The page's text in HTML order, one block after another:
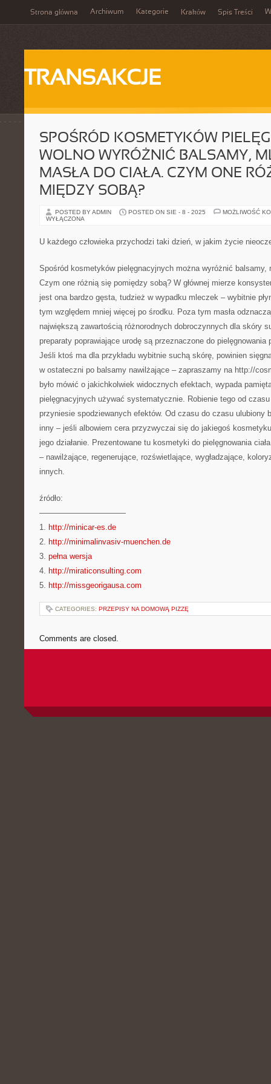
Strona główna Archiwum Kategorie Kraków Spis Treści
TRANSAKCJE
SPOŚRÓD KOSMETYKÓW
WOLNO WYRÓŻNIĆ BALSAMY,
MASŁA DO CIAŁA. CZYM ONE
MIĘDZY SOBĄ?
POSTED BY ADMIN POSTED ON SIE - 8 - 2025
MOŻLIWOŚĆ
WYŁĄCZONA
U każdego człowieka przychodzi taki dzień, w jakim życie
Spośród kosmetyków pielęgnacyjnych można wyróżnić balsamy,
Czym one różnią się pomiędzy sobą? W głównej mierze
jest ona bardzo gęsta, tudzież w wypadku mleczek – wybitnie
tym względem mniej więcej po środku. Poza tym masła
największą zawartością różnorodnych dobroczynnych dla skóry
preparaty poprawiające urodę są przeznaczone do pielęgnowania
Jeśli ktoś ma dla przykładu wybitnie suchą skórę, powinien
w ostateczni po balsamy nawilżające – zapraszamy na http://
było mówić o jakichkolwiek widocznych efektach, wypada
pielęgnacyjnych używać systematycznie. Robienie tego od
przyniesie spodziewanych efektów. Od czasu do czasu ulubiony
inny – jeśli albowiem cera przyzwyczai się do jakiegoś
jego działanie. Prezentowane tu kosmetyki do pielęgnowania
– nawilżające, regenerujące, rozświetlające, wygładzające,
innych.
źródło:
———————————
1. http://minicar-es.de
2. http://minimalinvasiv-muenchen.de
3. pełna wersja
4. http://miraticonsulting.com
5. http://missgeorigausa.com
CATEGORIES: PRZEPISY NA DOMOWĄ PIZZĘ
Comments are closed.